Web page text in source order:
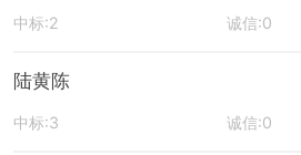
中标:2 诚信:0
陆黄陈
中标:3 诚信:0